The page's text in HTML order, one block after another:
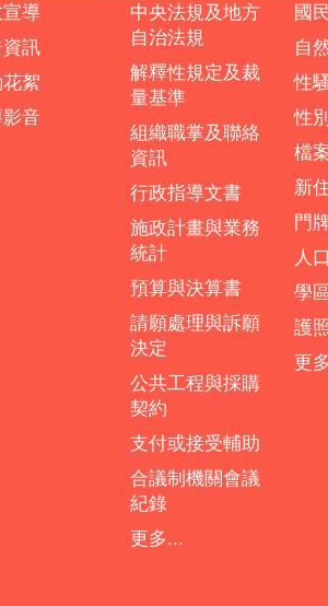
宣導
訊
絮
音
中央法規及地方
自治法規
解釋性規定及裁
量基準
組織職掌及聯絡
資訊
行政指導文書
施政計畫與業務
統計
預算與決算書
請願處理與訴願
決定
公共工程與採購
契約
支付或接受輔助
合議制機關會議
紀錄
更多...
國
自
性
性
檔
新
門
人
學
護
更